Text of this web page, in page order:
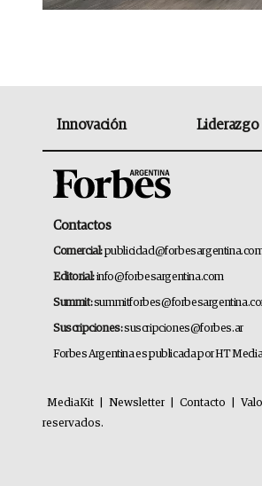
Innovación Liderazgo
Contactos
Comercial:
Editorial:info@forbesargentina.com
Summit:
Suscripciones:suscripciones@forbes.ar
Forbes Argentina es publicada por HT Media
MediaKit Newsletter Contacto
reservados.